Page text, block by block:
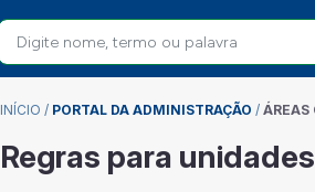
INÍCIO / PORTAL DA ADMINISTRAÇÃO / ÁREAS
Regras para unidades